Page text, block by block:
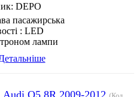
DEPO
пасажирська
: LED
лампи
Audi Q5 8R 2009-2012